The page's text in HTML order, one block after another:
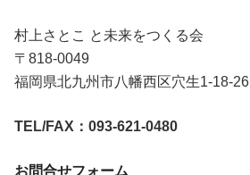
村上さとこ と未来をつくる会
〒818-0049
福岡県北九州市八幡西区穴生1-18-26
TEL/FAX：093-621-0480
お問合せフォーム